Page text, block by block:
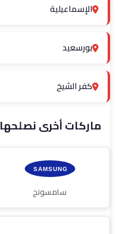
الإسماعيلية
بورسعيد
كفر الشيخ
ماركات أخرى نصلحها
سامسونج